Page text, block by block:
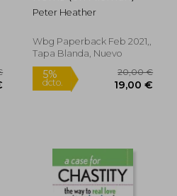
Peter Heather
Wbg Paperback Feb 2021,,
Tapa Blanda, Nuevo